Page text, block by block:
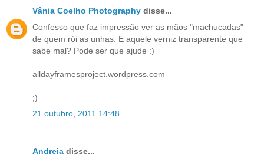
Vânia Coelho Photography disse...
Confesso que faz impressão ver as mãos "machucadas"
de quem rói as unhas. E aquele verniz transparente que
sabe mal? Pode ser que ajude :)
alldayframesproject.wordpress.com
;)
21 outubro, 2011 14:48
Andreia disse...